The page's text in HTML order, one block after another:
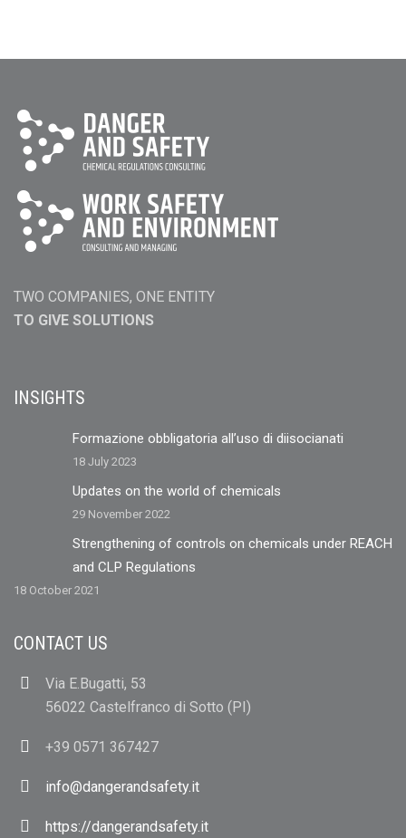
TWO COMPANIES, ONE ENTITY
TO GIVE SOLUTIONS
INSIGHTS
Formazione obbligatoria all’uso di diisocianati
18 July 2023
Updates on the world of chemicals
29 November 2022
Strengthening of controls on chemicals under REACH
and CLP Regulations
18 October 2021
CONTACT US
Via E.Bugatti, 53
56022 Castelfranco di Sotto (PI)
+39 0571 367427
info@dangerandsafety.it
https://dangerandsafety.it